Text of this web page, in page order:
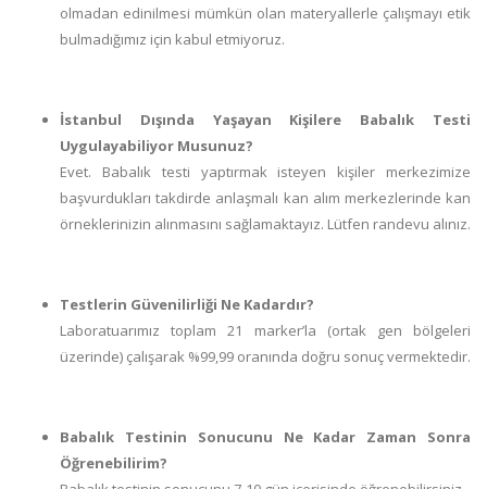
olmadan edinilmesi mümkün olan materyallerle çalışmayı etik
bulmadığımız için kabul etmiyoruz.
İstanbul Dışında Yaşayan Kişilere Babalık Testi
Uygulayabiliyor Musunuz?
Evet. Babalık testi yaptırmak isteyen kişiler merkezimize
başvurdukları takdirde anlaşmalı kan alım merkezlerinde kan
örneklerinizin alınmasını sağlamaktayız. Lütfen randevu alınız.
Testlerin Güvenilirliği Ne Kadardır?
Laboratuarımız toplam 21 marker’la (ortak gen bölgeleri
üzerinde) çalışarak %99,99 oranında doğru sonuç vermektedir.
Babalık Testinin Sonucunu Ne Kadar Zaman Sonra
Öğrenebilirim?